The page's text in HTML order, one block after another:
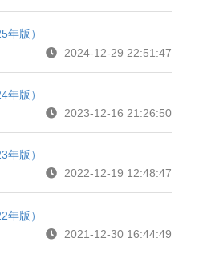
年版）
2024-12-29 22:51:47
年版）
2023-12-16 21:26:50
年版）
2022-12-19 12:48:47
年版）
2021-12-30 16:44:49